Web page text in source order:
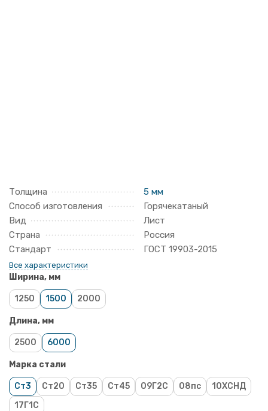
Толщина
5 мм
Способ изготовления
Горячекатаный
Вид
Лист
Страна
Россия
Стандарт
ГОСТ 19903-2015
Все характеристики
Ширина, мм
1250 1500 2000
Длина, мм
2500 6000
Марка стали
Ст3 Ст20 Ст35 Ст45 09Г2С 08пс
10ХСНД
17Г1С